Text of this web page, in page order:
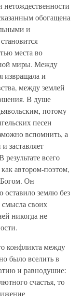
обогащена
и
места во
миры. Между
извращала и
между землей
В душе
потому
песен
вспомнить, а
заставляет
всего
автором-поэтом,
Он
оставило землю без
своих
никогда не
конфликта между
было вселить в
и равнодушие:
счастья, то